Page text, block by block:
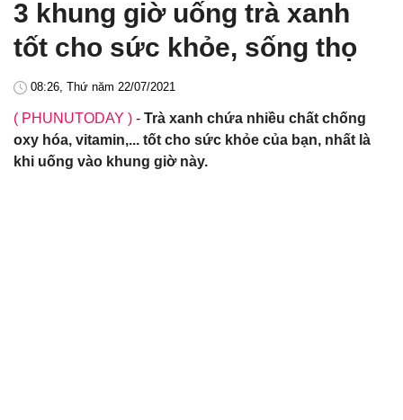
3 khung giờ uống trà xanh
tốt cho sức khỏe, sống thọ
08:26, Thứ năm 22/07/2021
( PHUNUTODAY ) - Trà xanh chứa nhiều chất chống
oxy hóa, vitamin,... tốt cho sức khỏe của bạn, nhất là
khi uống vào khung giờ này.